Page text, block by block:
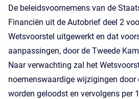
De beleidsvoornemens van de
Financiën uit de Autobrief deel 2
Wetsvoorstel uitgewerkt en dat
aanpassingen, door de Tweede
Naar verwachting zal het
noemenswaardige wijzigingen door
worden geloodst en vervolgens per